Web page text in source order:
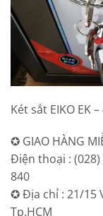
Két sắt EIKO EK
✪ GIAO HÀNG
Điện thoại : (028)
840
✪ Địa chỉ : 21/15
Tp.HCM